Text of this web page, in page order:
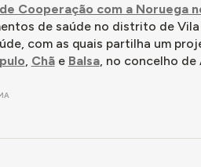
em
resultaria
Geral,
Cooperação com a Noruega
de saúde no distrito de Vila
com as quais partilha um
Chãe Balsa, no concelho de